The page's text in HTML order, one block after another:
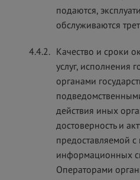
подаются,
обслуживаются
4.4.2. Качество и сроки
услуг, исполнения
органами
действия иных
достоверность и
предоставляемой
информационных
Операторами